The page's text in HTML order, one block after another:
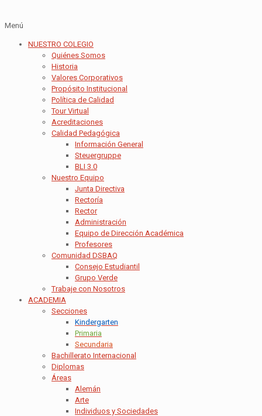
Menú
NUESTRO COLEGIO
Quiénes Somos
Historia
Valores Corporativos
Propósito Institucional
Política de Calidad
Tour Virtual
Acreditaciones
Calidad Pedagógica
Información General
Steuergruppe
BLI 3.0
Nuestro Equipo
Junta Directiva
Rectoría
Rector
Administración
Equipo de Dirección Académica
Profesores
Comunidad DSBAQ
Consejo Estudiantil
Grupo Verde
Trabaje con Nosotros
ACADEMIA
Secciones
Kindergarten
Primaria
Secundaria
Bachillerato Internacional
Diplomas
Áreas
Alemán
Arte
Individuos y Sociedades